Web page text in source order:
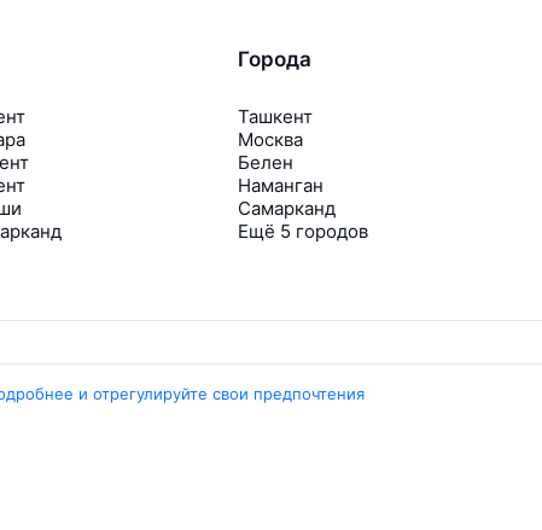
Города
Ташкент
Москва
Белен
Наманган
Самарканд
Ещё 5 городов
и отрегулируйте свои предпочтения